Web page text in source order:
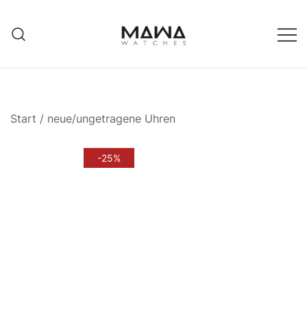
Inhalt
springen
Start / neue/ungetragene Uhren
-25%